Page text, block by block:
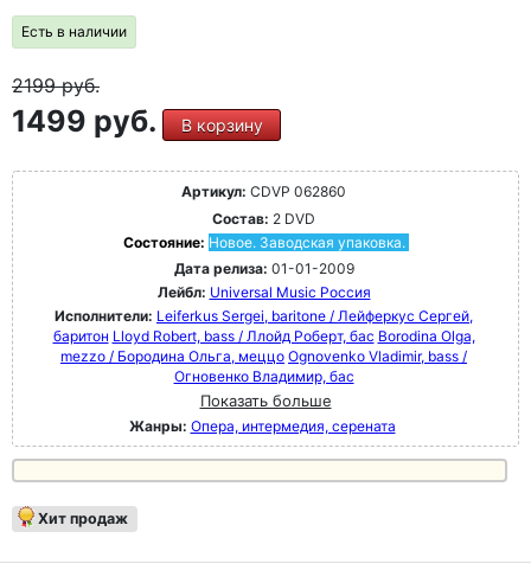
Есть в наличии
2199руб.
1499 руб. В корзину
Артикул: CDVP 062860
Состав: 2 DVD
Состояние: Новое. Заводская упаковка.
Дата релиза: 01-01-2009
Лейбл: Universal Music Россия
Исполнители: Leiferkus Sergei, baritone / Лейферкус Сергей,
баритон Lloyd Robert, bass / Ллойд Роберт, бас Borodina Olga,
mezzo / Бородина Ольга, меццо Ognovenko Vladimir, bass /
Огновенко Владимир, бас
Показать больше
Жанры: Опера, интермедия, серената
Хит продаж